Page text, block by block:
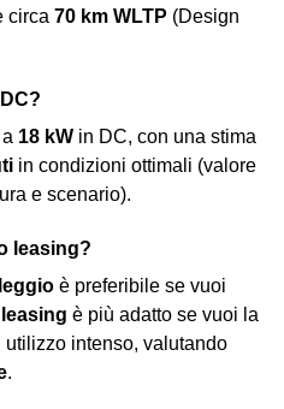
circa 70 km WLTP (Design
18 kW in DC, con una stima
in condizioni ottimali (valore
e scenario).
leasing?
è preferibile se vuoi
leasing è più adatto se vuoi la
intenso, valutando
.